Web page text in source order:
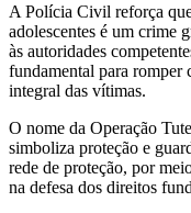
A Polícia Civil reforça
adolescentes é um crime
às autoridades
fundamental para romper
integral das vítimas.
O nome da Operação
simboliza proteção e
rede de proteção, por
na defesa dos direitos